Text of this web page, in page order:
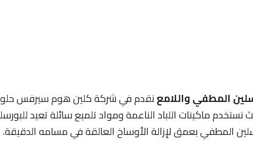
المطفي واللامعنقدم في شركة كلين هوم سيرفس
نستخدم ماكينات اللباد الناعمة ومواد تلميع سائلة تعيد
المطفي بعمق لإزالة الأوساخ العالقة في مسامه الدقيقة.